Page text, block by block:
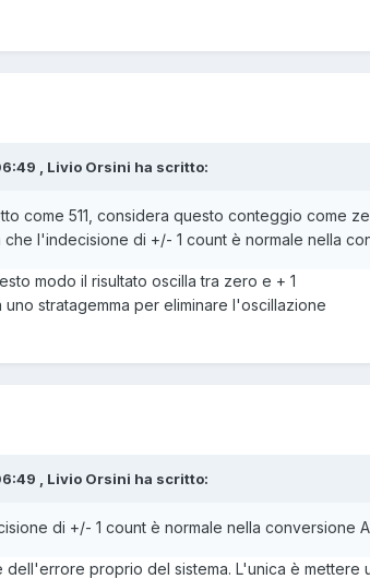
, Livio Orsini ha scritto:
come 511, considera questo conteggio come
l'indecisione di +/- 1 count è normale nella
modo il risultato oscilla tra zero e + 1
stratagemma per eliminare l'oscillazione
, Livio Orsini ha scritto:
di +/- 1 count è normale nella conversione
proprio del sistema. L'unica è